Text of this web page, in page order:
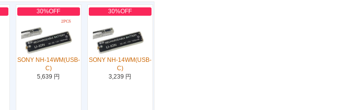
30%OFF
SONY NH-14WM(USB-
C)
5,639 円
30%OFF
SONY NH-14WM(USB-
C)
3,239 円